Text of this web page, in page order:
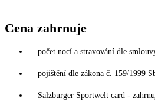
Cena zahrnuje
počet nocí a stravování dle
pojištění dle zákona č. 159/1999
Salzburger Sportwelt card -